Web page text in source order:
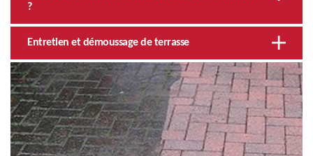
?
Entretien et démoussage de terrasse